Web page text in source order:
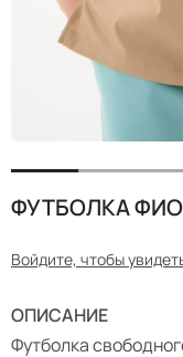
ФУТБОЛКА
Войдите, чтобы
ОПИСАНИЕ
Футболка